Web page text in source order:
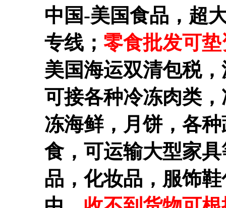
中国-美国食品，超
专线； 零食批发可垫
美国海运双清包税
可接各种冷冻肉类
冻海鲜，月饼，各
食，可运输大型家
品，化妆品，服饰